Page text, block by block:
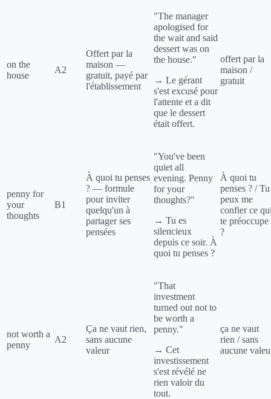
on the
house
A2
Offert par la
maison —
gratuit, payé par
l'établissement
"The manager
apologised for
the wait and said
dessert was on
the house."
→ Le gérant
s'est excusé pour
l'attente et a dit
que le dessert
était offert.
offert par la
maison /
gratuit
penny for
your
thoughts
B1
À quoi tu penses
? — formule
pour inviter
quelqu'un à
partager ses
pensées
"You've been
quiet all
evening. Penny
for your
thoughts?"
→ Tu es
silencieux
depuis ce soir. À
quoi tu penses ?
À quoi tu
penses ? / Tu
peux me
confier ce
te préoccupe
?
not worth a
penny
A2
Ça ne vaut rien,
sans aucune
valeur
"That
investment
turned out not to
be worth a
penny."
→ Cet
investissement
s'est révélé ne
rien valoir du
tout.
ça ne vaut
rien / sans
aucune